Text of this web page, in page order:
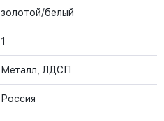
золотой/белый
1
Металл, ЛДСП
Россия